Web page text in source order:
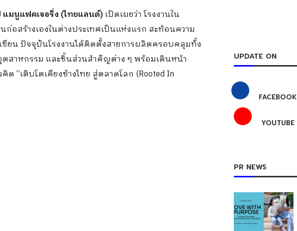
มนูแฟคเจอริ่ง (ไทยแลนด์)เปิดเผยว่า โรงงานใน
อสร้างเองในต่างประเทศเป็นแห่งแรก สะท้อนความ
ยน ปัจจุบันโรงงานได้ติดตั้งสายการผลิตครอบคลุมทั้ง
สาหกรรม และชิ้นส่วนสำคัญต่าง ๆ พร้อมเดินหน้า
“เติบโตเคียงข้างไทย สู่ตลาดโลก (Rooted In
UPDATE ON
FACEBOOK
YOUTUBE
PR NEWS